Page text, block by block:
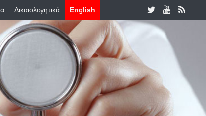
Δικαιολογητικά English